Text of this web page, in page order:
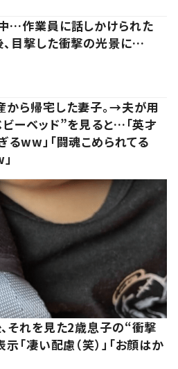
…作業員に話しかけられた
、目撃した衝撃の光景に…
から帰宅した妻子。→夫が用
ーベッド”を見ると…「英才
るww」「闘魂こめられてる
それを見た2歳息子の“衝撃
凄い配慮（笑）」「お顔はか